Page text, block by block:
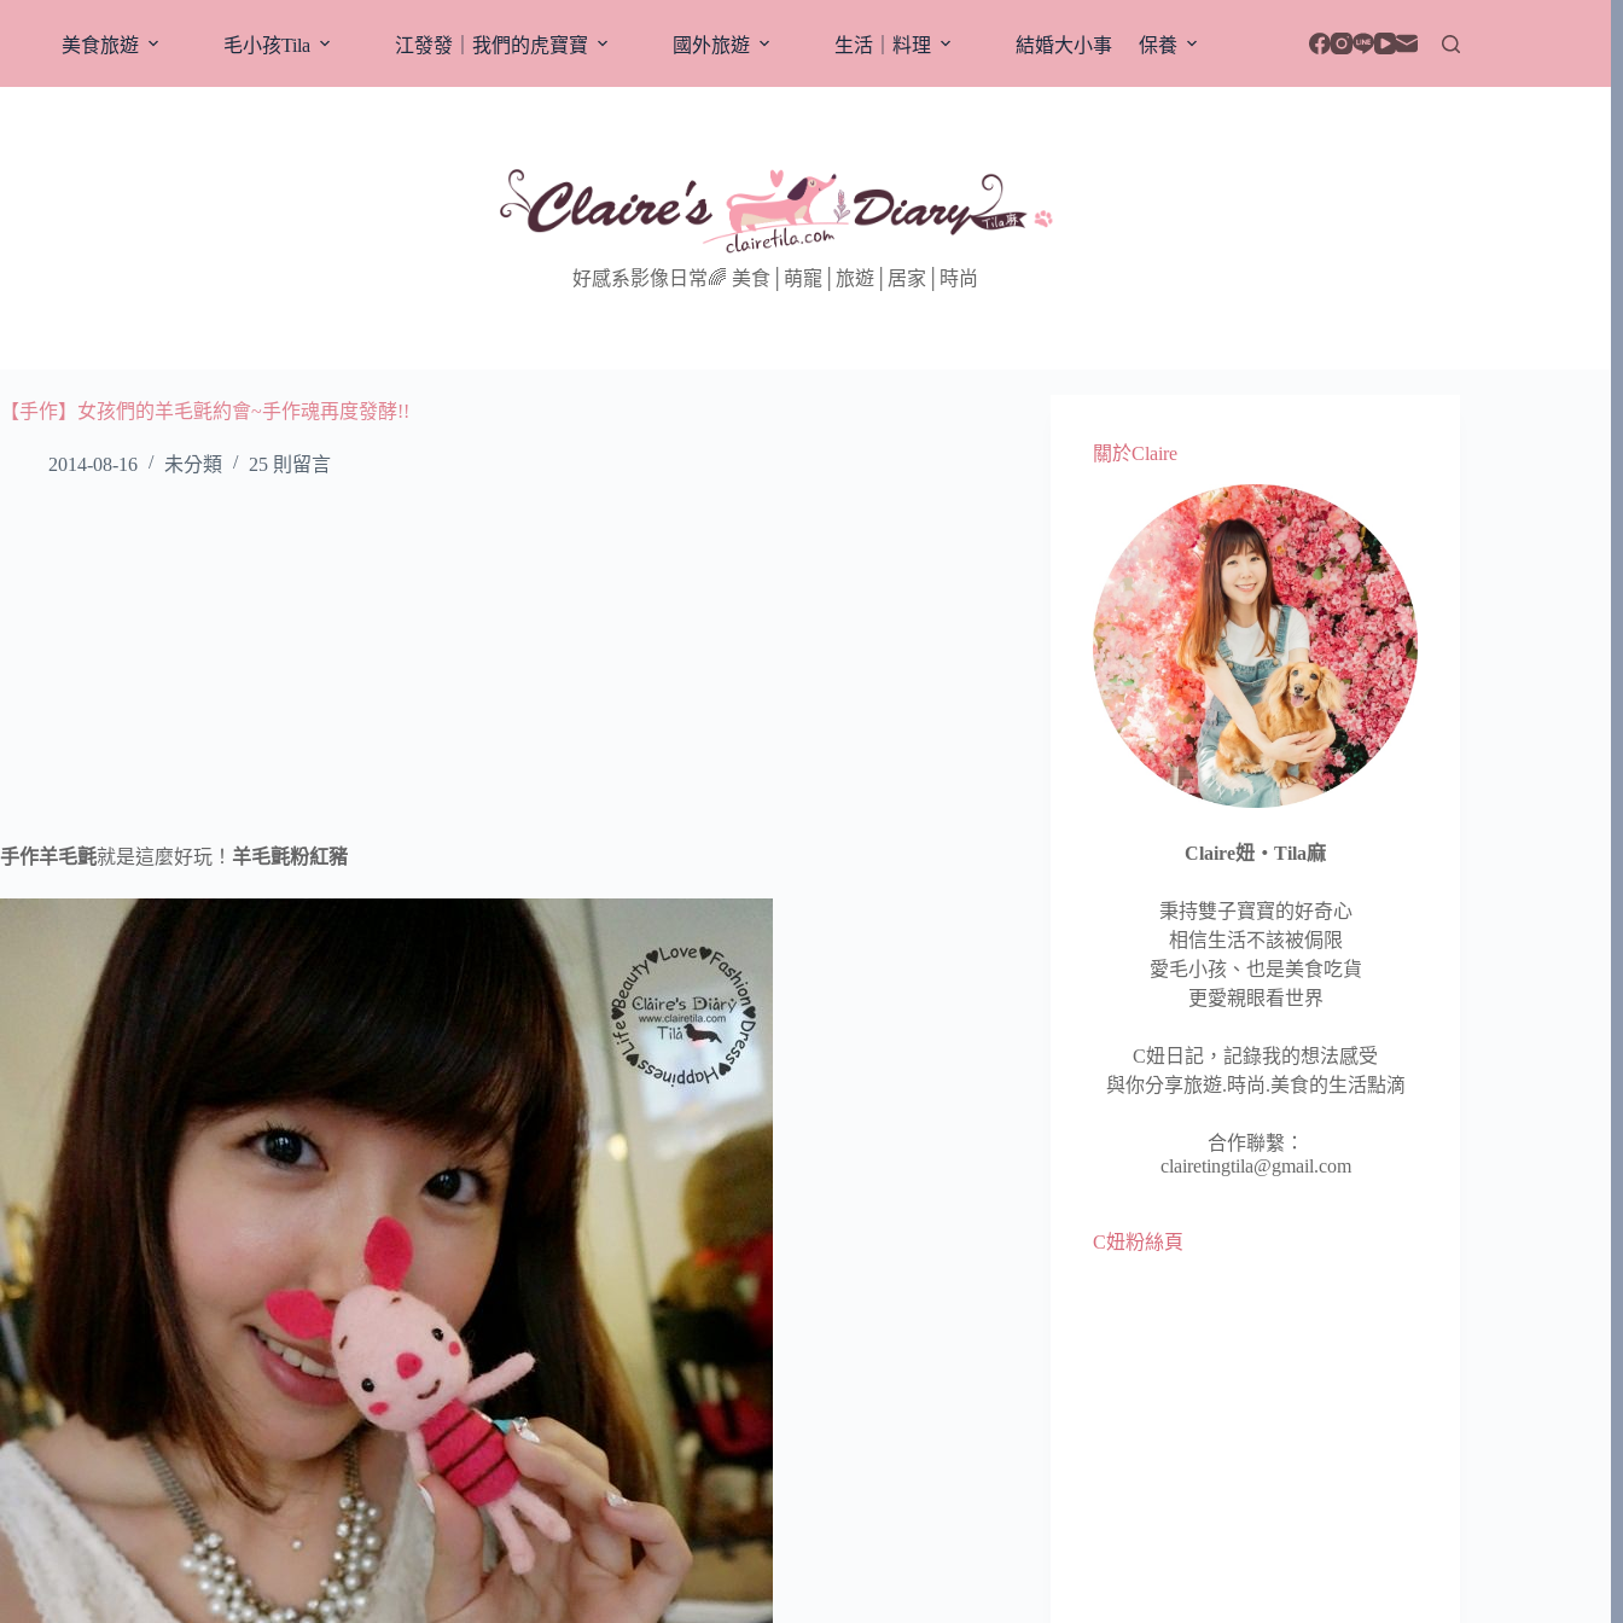
美食旅遊 毛小孩Tila 江發發｜我們的虎寶寶 國外旅遊 生活｜料理 結婚大小事 保養
好感系影像日常🌈 美食│萌寵│旅遊│居家│時尚
【手作】女孩們的羊毛氈約會~手作魂再度發酵!!
2014-08-16 未分類 25 則留言
手作羊毛氈就是這麼好玩！ 羊毛氈粉紅豬
關於Claire
Claire妞‧Tila麻
秉持雙子寶寶的好奇心
相信生活不該被侷限
愛毛小孩、也是美食吃貨
更愛親眼看世界
C妞日記，記錄我的想法感受
與你分享旅遊.時尚.美食的生活點滴
合作聯繫：
clairetingtila@gmail.com
C妞粉絲頁